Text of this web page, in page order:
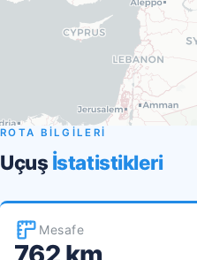
ROTA BİLGİLERİ
Uçuş İstatistikleri
Mesafe